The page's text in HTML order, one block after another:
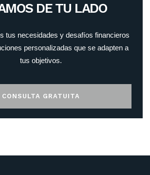
DE TU LADO
tus necesidades y desafíos financieros
personalizadas que se adapten a
tus objetivos.
CONSULTA GRATUITA